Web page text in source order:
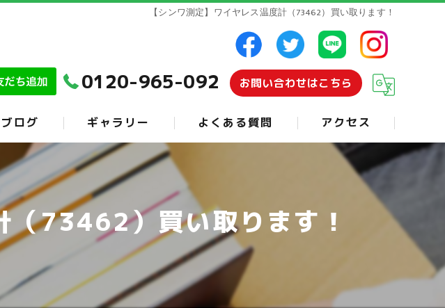
【シンワ測定】ワイヤレス温度計（73462）買い取ります！
0120-965-092 お問い合わせはこちら
ブログ ギャラリー よくある質問 アクセス
（73462）買い取ります！